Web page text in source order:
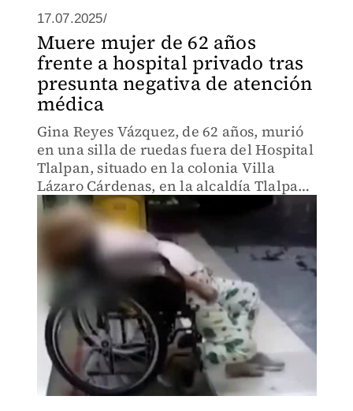
17.07.2025/
Muere mujer de 62 años
frente a hospital privado tras
presunta negativa de atención
médica
Gina Reyes Vázquez, de 62 años, murió
en una silla de ruedas fuera del Hospital
Tlalpan, situado en la colonia Villa
Lázaro Cárdenas, en la alcaldía Tlalpan,
después de que el personal de dicho
centro médico se negó a tratarla.